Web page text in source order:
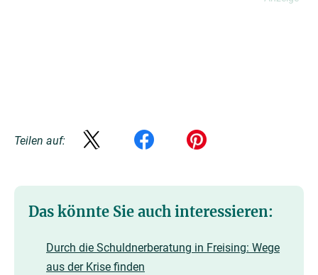
Teilen auf:
Das könnte Sie auch interessieren:
Durch die Schuldnerberatung in Freising: Wege
aus der Krise finden